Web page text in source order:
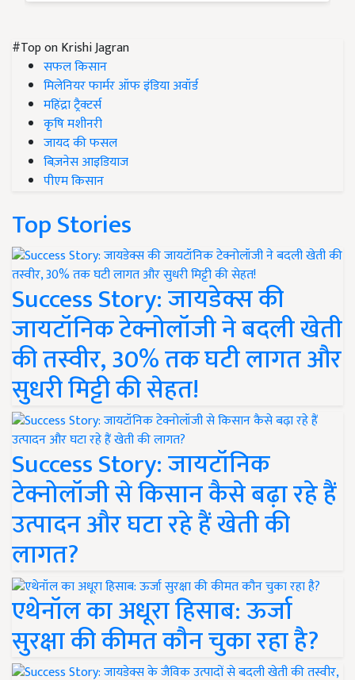
#Top on Krishi Jagran
सफल किसान
मिलेनियर फार्मर ऑफ इंडिया अवॉर्ड
महिंद्रा ट्रैक्टर्स
कृषि मशीनरी
जायद की फसल
बिज़नेस आइडियाज
पीएम किसान
Top Stories
Success Story: जायडेक्स की
जायटॉनिक टेक्नोलॉजी ने बदली खेती
की तस्वीर, 30% तक घटी लागत और
सुधरी मिट्टी की सेहत!
Success Story: जायटॉनिक
टेक्नोलॉजी से किसान कैसे बढ़ा रहे हैं
उत्पादन और घटा रहे हैं खेती की
लागत?
एथेनॉल का अधूरा हिसाब: ऊर्जा
सुरक्षा की कीमत कौन चुका रहा है?